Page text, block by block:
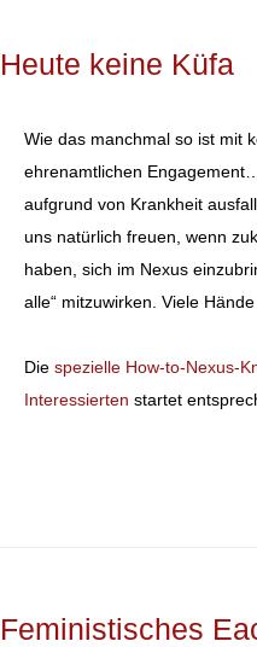
Heute keine Küfa
Wie das manchmal so ist mit
ehrenamtlichen
aufgrund von Krankheit
uns natürlich freuen, wenn
haben, sich im Nexus
alle“ mitzuwirken. Viele
Die spezielle How-to-Nexus-
Interessierten startet
Feministisches